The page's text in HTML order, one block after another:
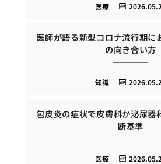
医療
医師が語る新型コロナ流行期に
の向き合い方
知識
包皮炎の症状で皮膚科か泌尿器
断基準
医療